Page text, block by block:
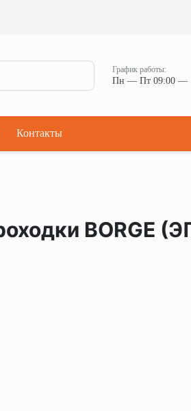
График работы:
Пн — Пт 09:00 —
Контакты
BORGE